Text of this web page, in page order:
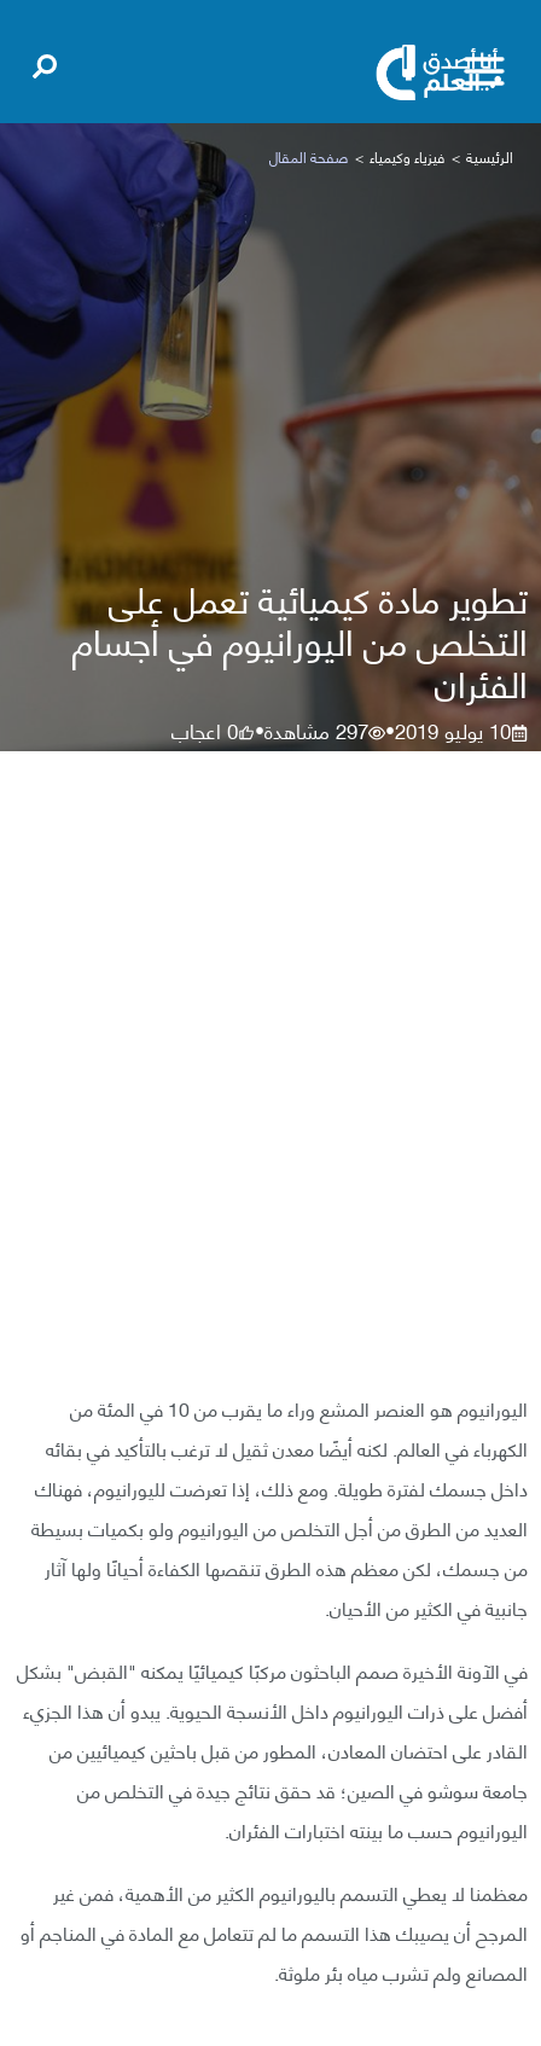
الرئيسية فيزياء وكيمياء صفحة المقال
تطوير مادة كيميائية تعمل على
التخلص من اليورانيوم في أجسام
الفئران
10 يوليو 2019 •
297مشاهدة•
0اعجاب
اليورانيوم هو العنصر المشع وراء ما يقرب من 10 في المئة من
الكهرباء في العالم. لكنه أيضًا معدن ثقيل لا ترغب بالتأكيد في بقائه
داخل جسمك لفترة طويلة. ومع ذلك، إذا تعرضت لليورانيوم، فهناك
العديد من الطرق من أجل التخلص من اليورانيوم ولو بكميات بسيطة
من جسمك، لكن معظم هذه الطرق تنقصها الكفاءة أحيانًا ولها آثار
جانبية في الكثير من الأحيان.
في الآونة الأخيرة صمم الباحثون مركبًا كيميائيًا يمكنه "القبض" بشكل
أفضل على ذرات اليورانيوم داخل الأنسجة الحيوية. يبدو أن هذا الجزيء
القادر على احتضان المعادن، المطور من قبل باحثين كيميائيين من
جامعة سوشو في الصين؛ قد حقق نتائج جيدة في التخلص من
اليورانيوم حسب ما بينته اختبارات الفئران.
معظمنا لا يعطي التسمم باليورانيوم الكثير من الأهمية، فمن غير
المرجح أن يصيبك هذا التسمم ما لم تتعامل مع المادة في المناجم أو
المصانع ولم تشرب مياه بئر ملوثة.